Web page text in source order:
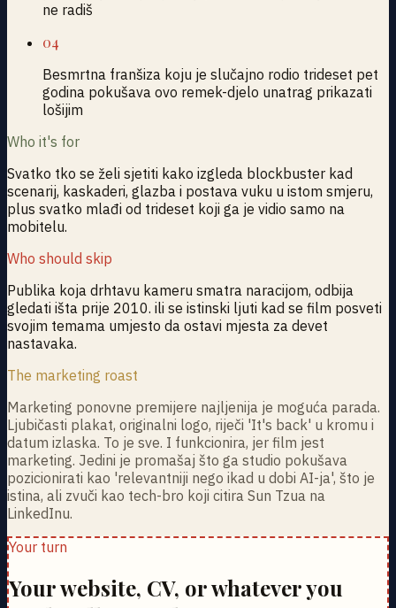
ne radiš
04
Besmrtna franšiza koju je slučajno rodio trideset pet
godina pokušava ovo remek-djelo unatrag prikazati
lošijim
Who it's for
Svatko tko se želi sjetiti kako izgleda blockbuster kad
scenarij, kaskaderi, glazba i postava vuku u istom smjeru,
plus svatko mlađi od trideset koji ga je vidio samo na
mobitelu.
Who should skip
Publika koja drhtavu kameru smatra naracijom, odbija
gledati išta prije 2010. ili se istinski ljuti kad se film posveti
svojim temama umjesto da ostavi mjesta za devet
nastavaka.
The marketing roast
Marketing ponovne premijere najljenija je moguća parada.
Ljubičasti plakat, originalni logo, riječi 'It's back' u kromu i
datum izlaska. To je sve. I funkcionira, jer film jest
marketing. Jedini je promašaj što ga studio pokušava
pozicionirati kao 'relevantniji nego ikad u dobi AI-ja', što je
istina, ali zvuči kao tech-bro koji citira Sun Tzua na
LinkedInu.
Your turn
Your website, CV, or whatever you